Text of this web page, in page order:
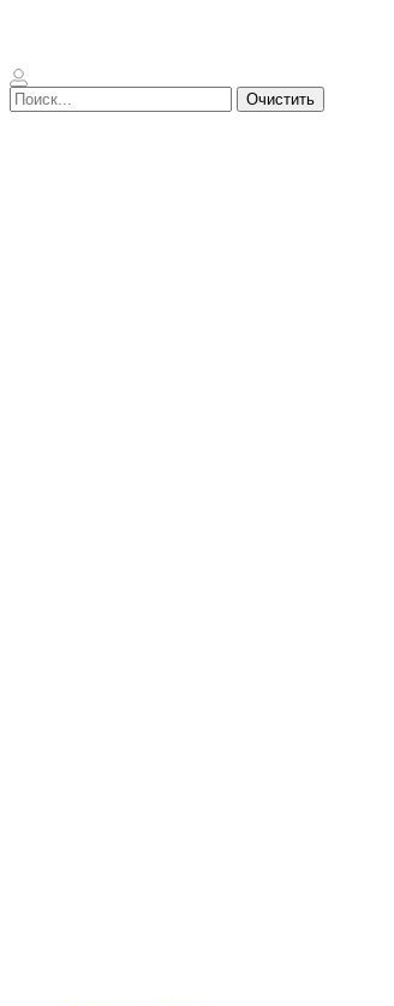
Очистить